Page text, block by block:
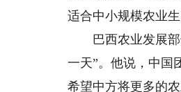
适合中小规模农业生
巴西农业发展部
一天”。他说，中国
希望中方将更多的